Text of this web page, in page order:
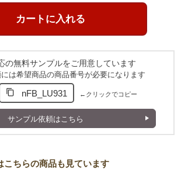
の無料サンプルをご用意しています
は希望商品の商品番号が必要になります
nFB_LU931 ←クリックでコピー
サンプル依頼はこちら
こちらの商品も見ています